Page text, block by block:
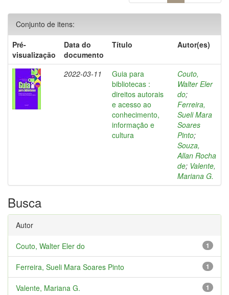
Conjunto de itens:
Pré-
visualização
Data do
documento
Título Autor(es)
2022-03-11
Guia para
bibliotecas :
direitos autorais
e acesso ao
conhecimento,
informação e
cultura
Couto,
Walter Eler
do;
Ferreira,
Sueli Mara
Soares
Pinto;
Souza,
Allan Rocha
de; Valente,
Mariana G.
Busca
Autor
1
Couto, Walter Eler do
1
Ferreira, Sueli Mara Soares Pinto
1
Valente, Mariana G.